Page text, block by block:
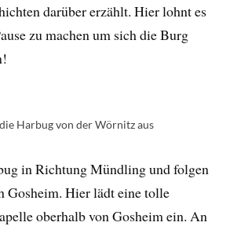
darüber erzählt. Hier lohnt es
zu machen um sich die Burg
Harbug von der Wörnitz aus
in Richtung Mündling und folgen
Gosheim. Hier lädt eine tolle
oberhalb von Gosheim ein. An